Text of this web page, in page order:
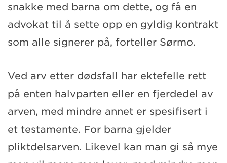
snakke med barna om dette, og få en
advokat til å sette opp en gyldig kontrakt
som alle signerer på, forteller Sørmo.
Ved arv etter dødsfall har ektefelle rett
på enten halvparten eller en fjerdedel av
arven, med mindre annet er spesifisert i
et testamente. For barna gjelder
pliktdelsarven. Likevel kan man gi så mye